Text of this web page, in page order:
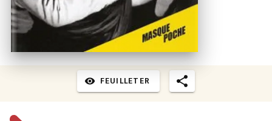
visibility FEUILLETER